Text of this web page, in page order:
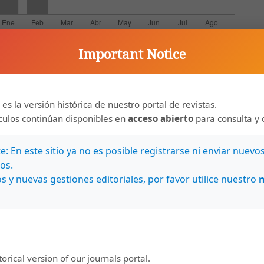
Alvarado,Improving English Oral and Public Speaking
bilingüismo en el aprendizaje de terceras lenguas
and Drama Techniques to Foster Speaking Skills in the
Chaves, Sussan Zamora Cortés,Promoción del
Caso de los Cursos de Inglés para Atención al
Important Notice
es la versión histórica de nuestro portal de revistas.
continúan disponibles en acceso abierto para consulta y
En este sitio ya no es posible registrarse ni enviar nuevos
y nuevas gestiones editoriales, por favor utilice nuestro
version of our journals portal.